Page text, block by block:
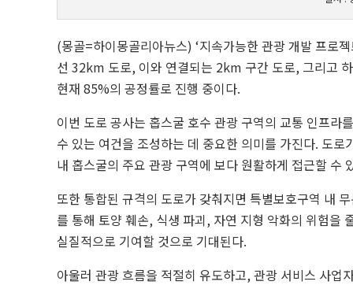
(몽골=하이몽골리아뉴스) ‘지속가능한 관광 개발 프로
선 32km 도로, 이와 연결되는 2km 구간 도로, 그리고
현재 85%의 공정률로 진행 중이다.
이번 도로 공사는 홉스굴 호수 관광 구역의 교통 인프라
수 있는 여건을 조성하는 데 중요한 의미를 가진다. 도
내 홉스굴의 주요 관광 구역에 보다 원활하게 접근할 수
또한 통합된 규격의 도로가 갖춰지면 특별보호구역 내
를 통해 토양 훼손, 식생 파괴, 자연 지형 악화의 위험을
실질적으로 기여할 것으로 기대된다.
아울러 관광 흐름을 적절히 유도하고, 관광 서비스 사